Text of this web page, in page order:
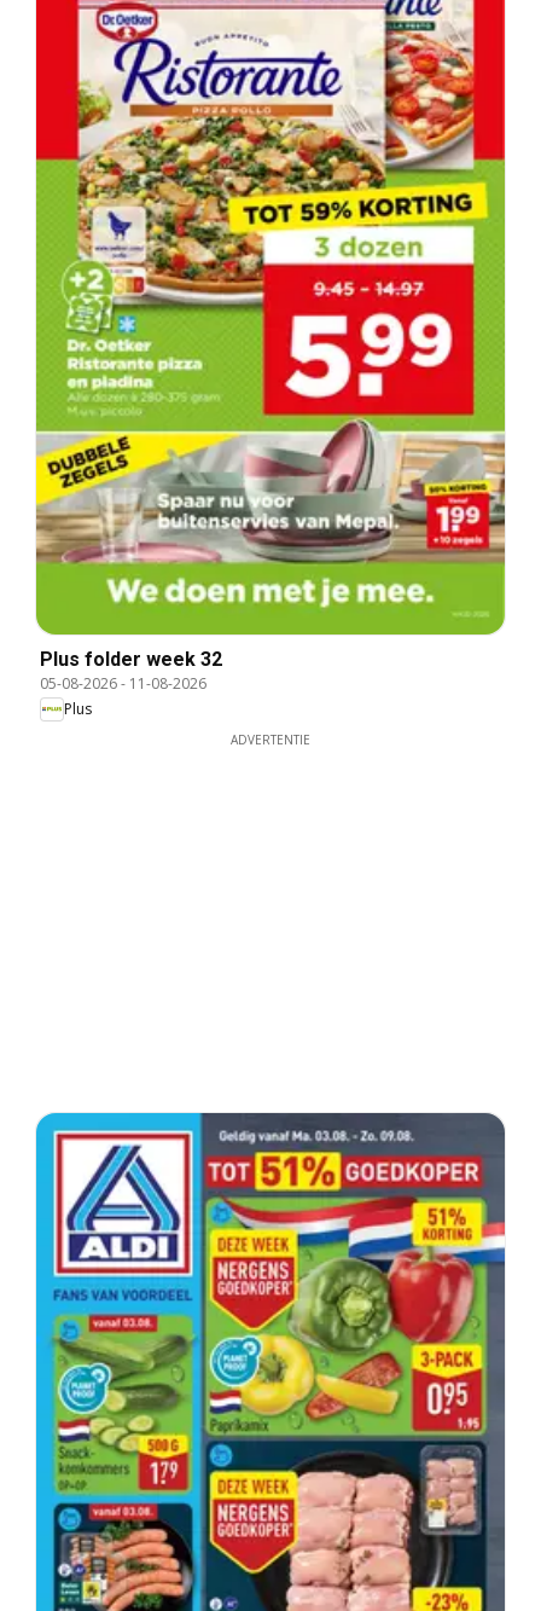
Plus folder week 32
05-08-2026- 11-08-2026
Plus
ADVERTENTIE